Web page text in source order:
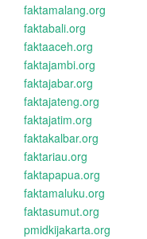
faktamalang.org
faktabali.org
faktaaceh.org
faktajambi.org
faktajabar.org
faktajateng.org
faktajatim.org
faktakalbar.org
faktariau.org
faktapapua.org
faktamaluku.org
faktasumut.org
pmidkijakarta.org